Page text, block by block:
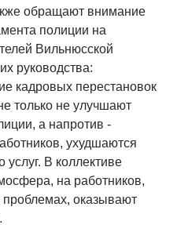
обращают внимание
полиции на
Вильнюсской
руководства:
кадровых перестановок
только не улучшают
а напротив -
ухудшаются
услуг. В коллективе
на работников,
проблемах, оказывают